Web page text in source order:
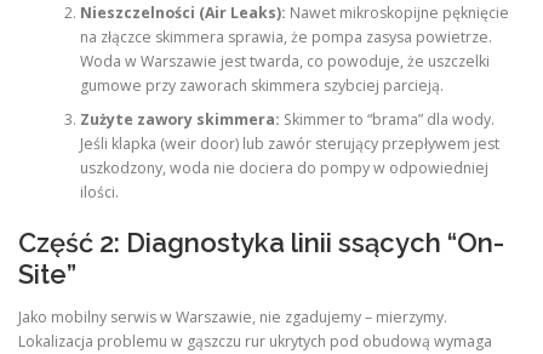
Nieszczelności (Air Leaks): Nawet mikroskopijne pęknięcie
na złączce skimmera sprawia, że pompa zasysa powietrze.
Woda w Warszawie jest twarda, co powoduje, że uszczelki
gumowe przy zaworach skimmera szybciej parcieją.
Zużyte zawory skimmera: Skimmer to “brama” dla wody.
Jeśli klapka (weir door) lub zawór sterujący przepływem jest
uszkodzony, woda nie dociera do pompy w odpowiedniej
ilości.
Część 2: Diagnostyka linii ssących “On-
Site”
Jako mobilny serwis w Warszawie, nie zgadujemy – mierzymy.
Lokalizacja problemu w gąszczu rur ukrytych pod obudową wymaga